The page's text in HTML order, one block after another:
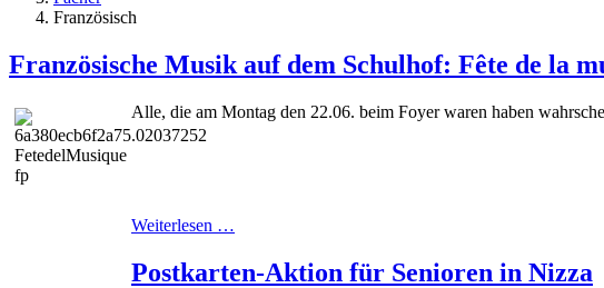
Französisch
Französische Musik auf dem Schulhof: Fête de la
Alle, die am Montag den 22.06. beim Foyer waren haben
Weiterlesen …
Postkarten-Aktion für Senioren in Nizza